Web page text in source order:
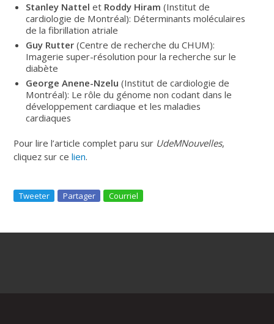
Stanley Nattelet Roddy Hiram (Institut de
cardiologie de Montréal): Déterminants moléculaires
de la fibrillation atriale
Guy Rutter (Centre de recherche du CHUM):
Imagerie super-résolution pour la recherche sur le
diabète
George Anene-Nzelu (Institut de cardiologie de
Montréal): Le rôle du génome non codant dans le
développement cardiaque et les maladies
cardiaques
Pour lire l’article complet paru sur UdeMNouvelles,
cliquez sur celien.
Tweeter Partager Courriel